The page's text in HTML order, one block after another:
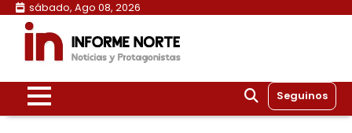
Skip
content
sábado, Ago 08, 2026
Seguinos